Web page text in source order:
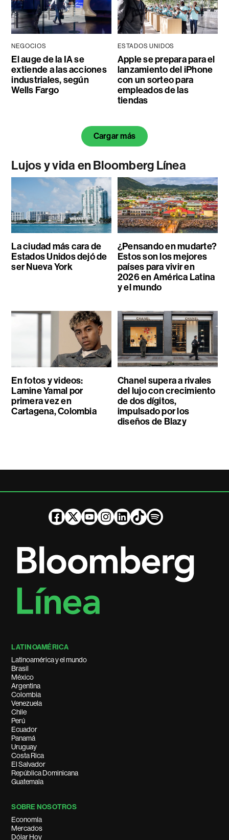
NEGOCIOS
El auge de la IA se
extiende a las acciones
industriales, según
Wells Fargo
ESTADOS UNIDOS
Apple se prepara para el
lanzamiento del iPhone
con un sorteo para
empleados de las
tiendas
Cargar más
Lujos y vida en Bloomberg Línea
La ciudad más cara de
Estados Unidos dejó de
ser Nueva York
¿Pensando en mudarte?
Estos son los mejores
países para vivir en
2026 en América Latina
y el mundo
En fotos y videos:
Lamine Yamal por
primera vez en
Cartagena, Colombia
Chanel supera a rivales
del lujo con crecimiento
de dos dígitos,
impulsado por los
diseños de Blazy
LATINOAMÉRICA
Latinoamérica y el mundo
Brasil
México
Argentina
Colombia
Venezuela
Chile
Perú
Ecuador
Panamá
Uruguay
Costa Rica
El Salvador
República Dominicana
Guatemala
SOBRE NOSOTROS
Economía
Mercados
Dólar Hoy